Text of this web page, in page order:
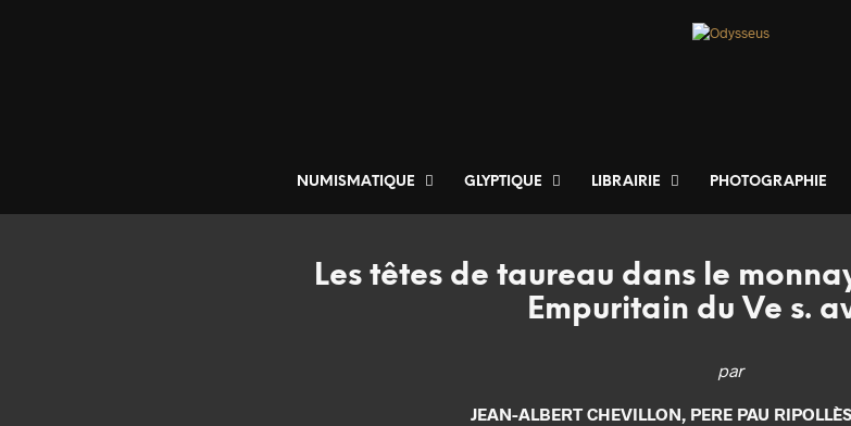
NUMISMATIQUE GLYPTIQUE LIBRAIRIE PHOTOGRAPHIE
Les têtes de taureau dans le
Empuritain du Ve s.
par
JEAN-ALBERT CHEVILLON, PERE PAU